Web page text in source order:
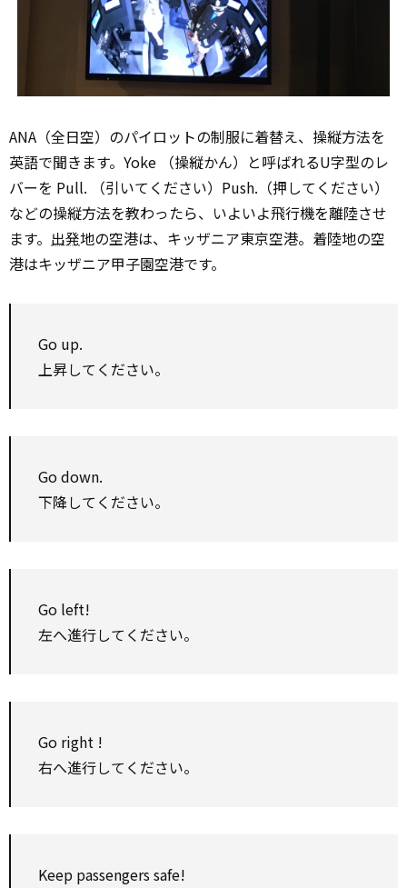
ANA（全日空）のパイロットの制服に着替え、操縦方法を
英語で聞きます。Yoke （操縦かん）と呼ばれるU字型のレ
バーを Pull. （引いてください）Push.（押してください）
などの操縦方法を教わったら、いよいよ飛行機を離陸させ
ます。 出発地の空港は、キッザニア東京空港。着陸地の空
港はキッザニア甲子園空港です。
Go up.
上昇してください。
Go down.
下降してください。
Go left!
左へ進行してください。
Go right !
右へ進行してください。
Keep passengers safe!